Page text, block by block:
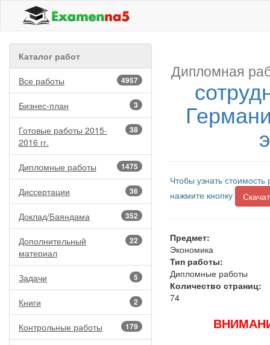
Каталог работ
4957
Все работы
3
Бизнес-план
38
Готовые работы 2015-
2016 гг.
1475
Дипломные работы
36
Диссертации
352
Доклад/Баяндама
22
Дополнительный
материал
5
Задачи
2
Книги
179
Контрольные работы
Дипломная
Чтобы узнать
нажмите кнопку
Предмет:
Экономика
Тип работы:
Дипломные работы
Количество страниц:
74